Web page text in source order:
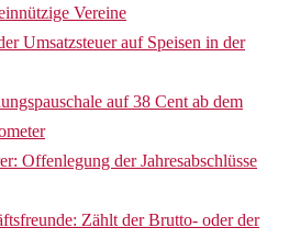
Vereine
Umsatzsteuer auf Speisen in der
auf 38 Cent ab dem
Offenlegung der Jahresabschlüsse
Zählt der Brutto- oder der